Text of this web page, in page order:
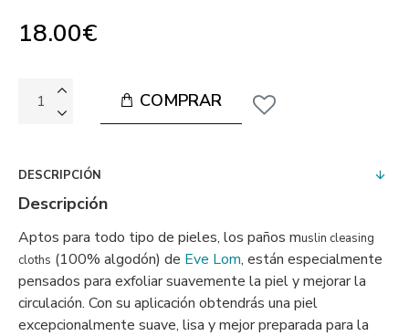
18.00€
COMPRAR
DESCRIPCIÓN
Descripción
Aptos para todo tipo de pieles, los paños muslin cleasing
cloths (100% algodón) de Eve Lom, están especialmente
pensados para exfoliar suavemente la piel y mejorar la
circulación. Con su aplicación obtendrás una piel
excepcionalmente suave, lisa y mejor preparada para la